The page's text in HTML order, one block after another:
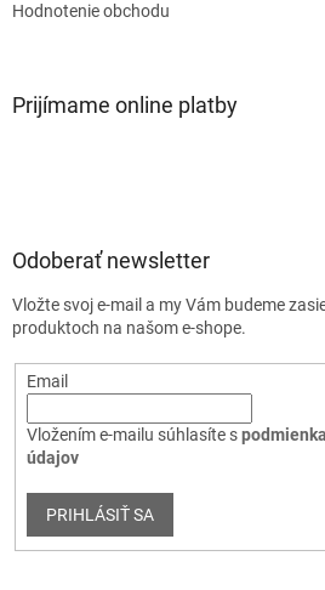
Hodnotenie obchodu
Prijímame online platby
Odoberať newsletter
Vložte svoj e-mail a my Vám budeme
produktoch na našom e-shope.
Email
Vložením e-mailu súhlasíte s
údajov
PRIHLÁSIŤ SA